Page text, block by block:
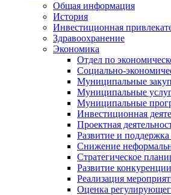
Общая информация
История
Инвестиционная
Здравоохранение
Экономика
Отдел по
Социально-
Муниципальные
Муниципальные
Муниципальные
Инвестиционная
Проектная
Развитие и
Снижение
Стратегическое
Развитие конкуренции
Реализация
Оценка